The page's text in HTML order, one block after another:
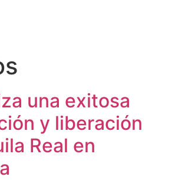
una exitosa
y liberación
Real en